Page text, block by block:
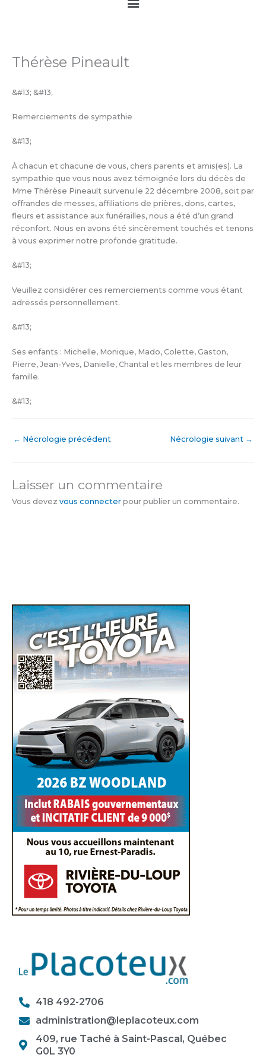
Thérèse Pineault
&#13; &#13;
Remerciements de sympathie
&#13;
À chacun et chacune de vous, chers parents et amis(es). La
sympathie que vous nous avez témoignée lors du décès de
Mme Thérèse Pineault survenu le 22 décembre 2008, soit par
offrandes de messes, affiliations de prières, dons, cartes,
fleurs et assistance aux funérailles, nous a été d’un grand
réconfort. Nous en avons été sincèrement touchés et tenons
à vous exprimer notre profonde gratitude.
&#13;
Veuillez considérer ces remerciements comme vous étant
adressés personnellement.
&#13;
Ses enfants : Michelle, Monique, Mado, Colette, Gaston,
Pierre, Jean-Yves, Danielle, Chantal et les membres de leur
famille.
&#13;
← Nécrologie précédent Nécrologie suivant →
Laisser un commentaire
Vous devez vous connecter pour publier un commentaire.
418 492-2706
administration@leplacoteux.com
409, rue Taché à Saint-Pascal, Québec
G0L 3Y0